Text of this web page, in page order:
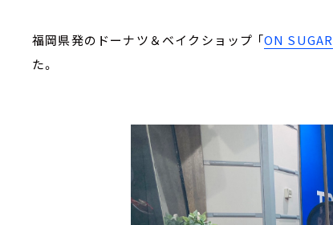
福岡県発のドーナツ＆ベイクショップ 「ON SUGAR
た。